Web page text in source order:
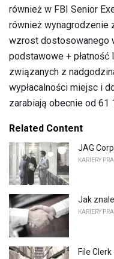
również w FBI Senior
również wynagrodzenie
wzrost dostosowanego
podstawowe + płatność
związanych z
wypłacalności miejsc i
zarabiają obecnie od 61
Related Content
JAG
KARIERY
Jak
KARIERY
File